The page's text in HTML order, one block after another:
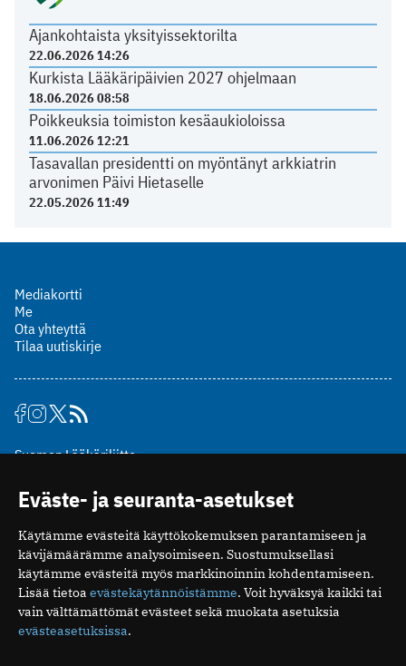
Ajankohtaista yksityissektorilta
22.06.2026 14:26
Kurkista Lääkäripäivien 2027 ohjelmaan
18.06.2026 08:58
Poikkeuksia toimiston kesäaukioloissa
11.06.2026 12:21
Tasavallan presidentti on myöntänyt arkkiatrin
arvonimen Päivi Hietaselle
22.05.2026 11:49
Mediakortti
Me
Ota yhteyttä
Tilaa uutiskirje
Suomen Lääkäriliitto
00510 Helsinki
puh. (09) 393 091
toimitus@potilaanlaakarilehti.fi
ISSN 2323-9476
Eväste- ja seuranta-asetukset
Käytämme evästeitä käyttökokemuksen parantamiseen ja
kävijämäärämme analysoimiseen. Suostumuksellasi
käytämme evästeitä myös markkinoinnin kohdentamiseen.
Lisää tietoa evästekäytännöistämme. Voit hyväksyä kaikki tai
vain välttämättömät evästeet sekä muokata asetuksia
evästeasetuksissa.